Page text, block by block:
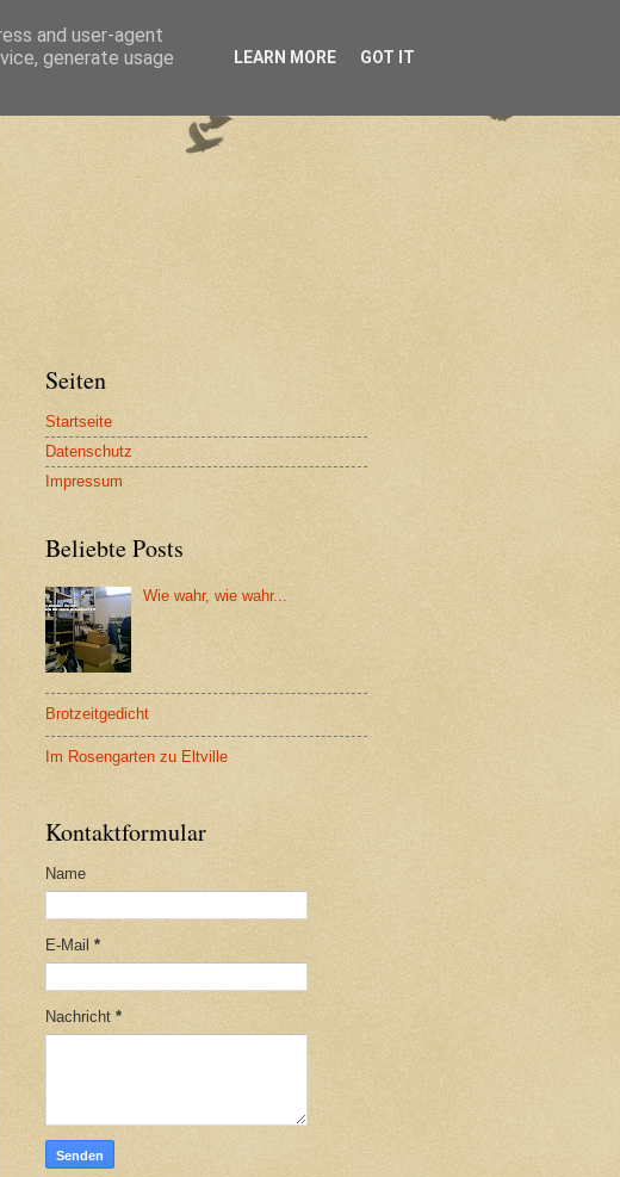
Seiten
Startseite
Datenschutz
Impressum
Beliebte Posts
Wie wahr, wie wahr...
Brotzeitgedicht
Im Rosengarten zu Eltville
Kontaktformular
Name
E-Mail *
Nachricht *
and user-agent
generate usage
LEARN MORE GOT IT